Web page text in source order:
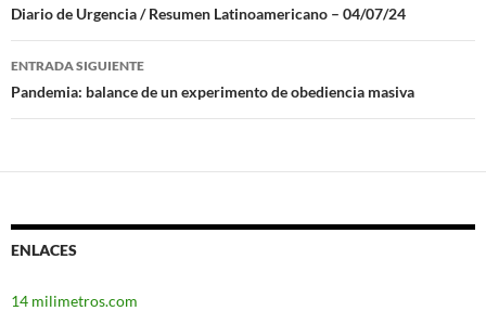
Navegación
de
entradas
Diario de Urgencia / Resumen Latinoamericano – 04/07/24
ENTRADA SIGUIENTE
Pandemia: balance de un experimento de obediencia masiva
ENLACES
14 milimetros.com